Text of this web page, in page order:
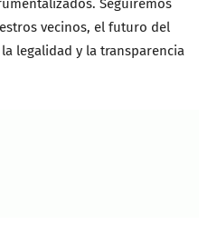
vecinos, el futuro del
legalidad y la transparencia